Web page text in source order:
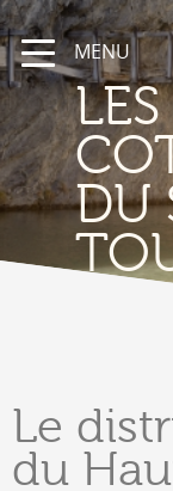
MENU
LES
DU
Le
du